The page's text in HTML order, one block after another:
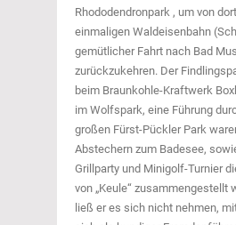
Rhododendronpark , um von
einmaligen Waldeisenbahn
gemütlicher Fahrt nach Bad
zurückzukehren. Der
beim Braunkohle-Kraftwerk
im Wolfspark, eine Führung
großen Fürst-Pückler Park
Abstechern zum Badesee,
Grillparty und Minigolf-Turnier
von „Keule“ zusammengestellt
ließ er es sich nicht nehmen,